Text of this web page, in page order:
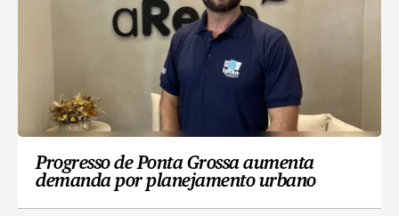
Progresso de Ponta Grossa aumenta
demanda por planejamento urbano